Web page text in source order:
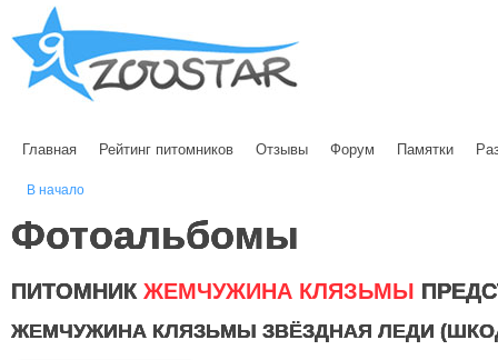
Главная Рейтинг питомников Отзывы Форум Памятки
В начало
Фотоальбомы
ПИТОМНИК ЖЕМЧУЖИНА КЛЯЗЬМЫ
ЖЕМЧУЖИНА КЛЯЗЬМЫ ЗВЁЗДНАЯ ЛЕДИ